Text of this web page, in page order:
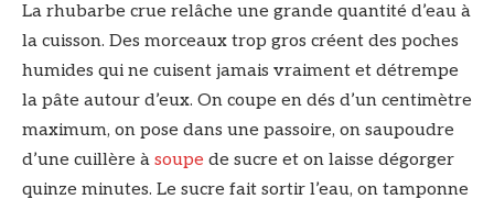
La rhubarbe crue relâche une grande quantité d’eau à
la cuisson. Des morceaux trop gros créent des poches
humides qui ne cuisent jamais vraiment et détrempe
la pâte autour d’eux. On coupe en dés d’un centimètre
maximum, on pose dans une passoire, on saupoudre
d’une cuillère à soupe de sucre et on laisse dégorger
quinze minutes. Le sucre fait sortir l’eau, on tamponne